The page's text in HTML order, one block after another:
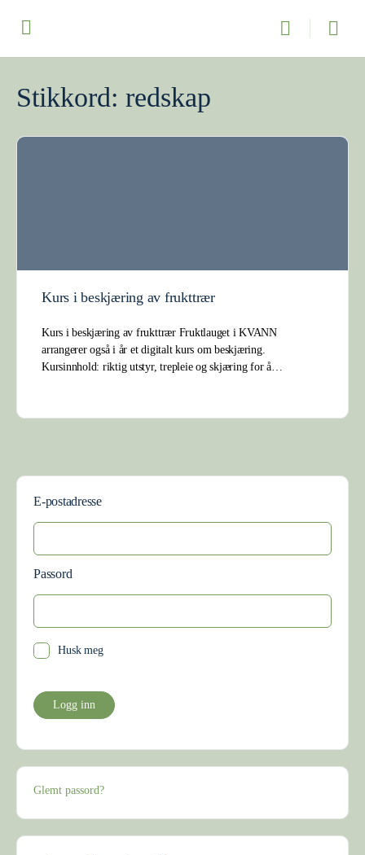
Stikkord: redskap
Kurs i beskjæring av frukttrær
Kurs i beskjæring av frukttrær Fruktlauget i KVANN
arrangerer også i år et digitalt kurs om beskjæring.
Kursinnhold: riktig utstyr, trepleie og skjæring for å…
E-postadresse
Passord
Husk meg
Glemt passord?